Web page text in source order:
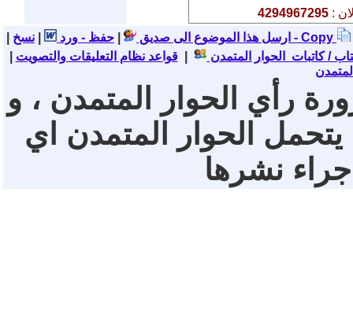
:
4294967295
ارسل هذا الموضوع الى صديق حفظ - ورد نسخ - Copy
/ كاتبات الحوار المتمدن |قواعد نظام التعليقات والتصويت
رأي الحوار المتمدن ، و
يتحمل الحوار المتمدن اي
جراء نشرها